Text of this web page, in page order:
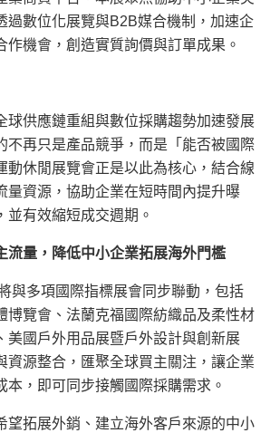
過數位化展覽與B2B媒合機制，加速企
作機會，創造實質詢價與訂單成果。
球供應鏈重組與數位採購趨勢加速發展
不再只是產品競爭，而是「能否被國際
動休閒展覽會正是以此為核心，結合線
量資源，協助企業在短時間內提升曝
並有效縮短成交週期。
流量，降低中小企業拓展海外門檻
與多項國際指標展會同步聯動，包括
博覽會、法蘭克福國際紡織品及柔性材
美國戶外用品展暨戶外設計與創新展
資源整合，匯聚全球買主關注，讓企業
本，即可同步接觸國際採購需求。
望拓展外銷、建立海外客戶來源的中小